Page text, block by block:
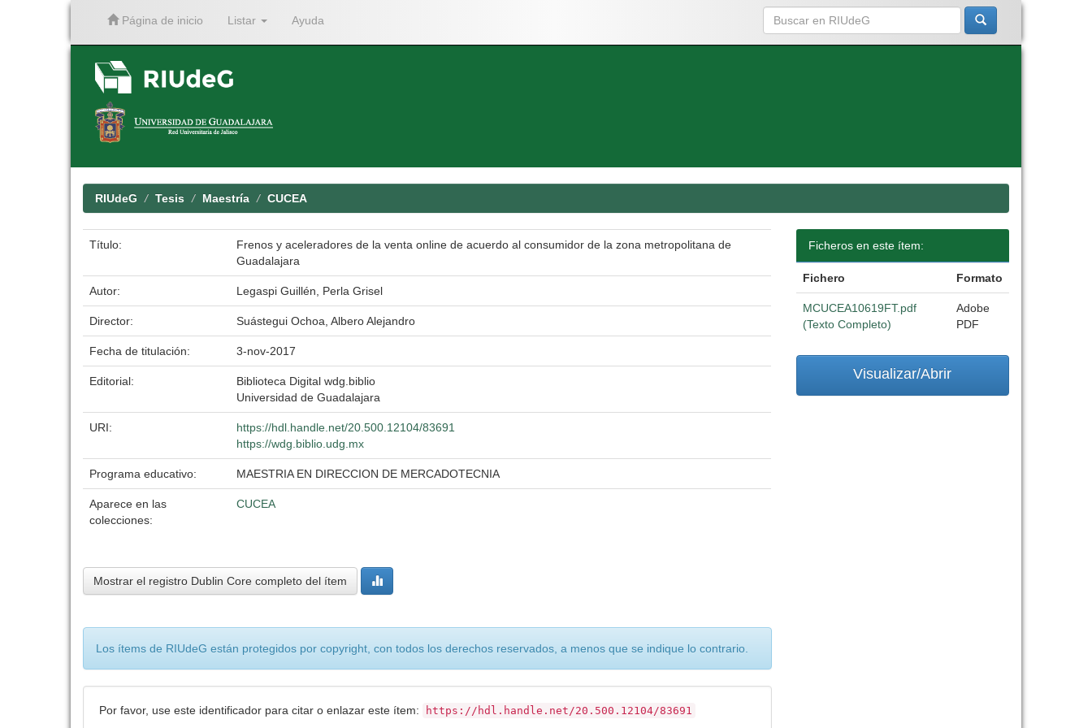
Página de inicio Listar Ayuda
RIUdeG Tesis Maestría CUCEA
Título:
Frenos y aceleradores de la venta online de acuerdo al consumidor de la zona metropolitana de
Guadalajara
Autor: Legaspi Guillén, Perla Grisel
Director: Suástegui Ochoa, Albero Alejandro
Fecha de titulación: 3-nov-2017
Editorial:
Biblioteca Digital wdg.biblio
Universidad de Guadalajara
URI:
https://hdl.handle.net/20.500.12104/83691
https://wdg.biblio.udg.mx
Programa educativo: MAESTRIA EN DIRECCION DE MERCADOTECNIA
Aparece en las
colecciones:
CUCEA
Mostrar el registro Dublin Core completo del ítem
Los ítems de RIUdeG están protegidos por copyright, con todos los derechos reservados, a menos que se indique lo contrario.
Por favor, use este identificador para citar o enlazar este ítem: https://hdl.handle.net/20.500.12104/83691
Ficheros en este ítem:
Fichero Formato
MCUCEA10619FT.pdf
(Texto Completo)
Adobe
PDF
Visualizar/Abrir